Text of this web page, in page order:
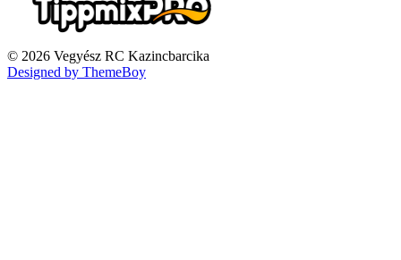
© 2026 Vegyész RC Kazincbarcika
Designed by ThemeBoy